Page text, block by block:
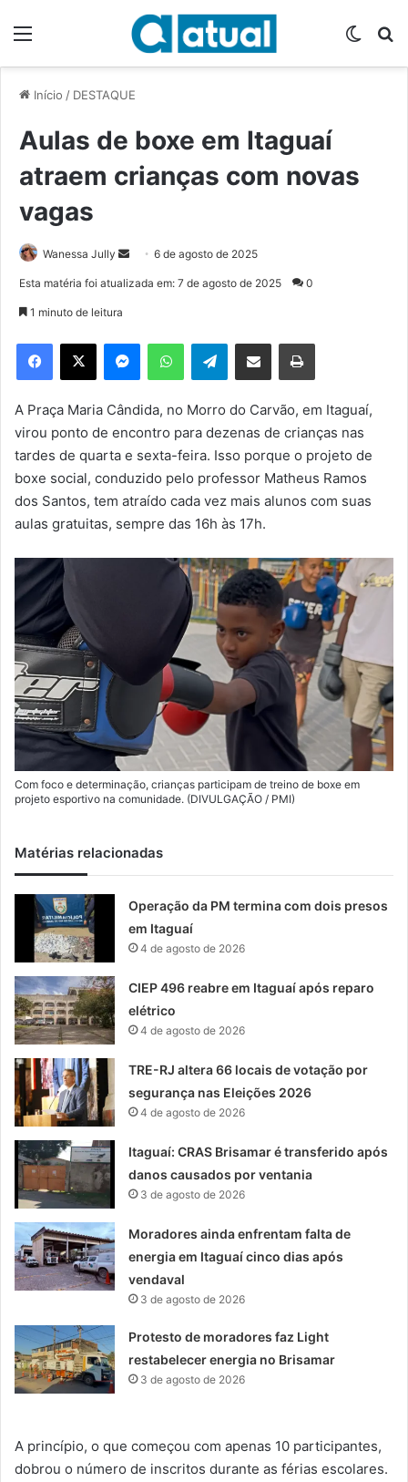
Início / DESTAQUE
Aulas de boxe em Itaguaí
atraem crianças com novas
vagas
Wanessa Jully
e
m
e
-
m
a
i
6 de agosto de 2025
Esta matéria foi atualizada em: 7 de agosto de 2025 0
1 minuto de leitura
Telegram
A Praça Maria Cândida, no Morro do Carvão, em Itaguaí,
virou ponto de encontro para dezenas de crianças nas
tardes de quarta e sexta-feira. Isso porque o projeto de
boxe social, conduzido pelo professor Matheus Ramos
dos Santos, tem atraído cada vez mais alunos com suas
aulas gratuitas, sempre das 16h às 17h.
Com foco e determinação, crianças participam de treino de boxe em
projeto esportivo na comunidade. (DIVULGAÇÃO / PMI)
Matérias relacionadas
Operação da PM termina com dois presos
em Itaguaí
4 de agosto de 2026
CIEP 496 reabre em Itaguaí após reparo
elétrico
4 de agosto de 2026
TRE-RJ altera 66 locais de votação por
segurança nas Eleições 2026
4 de agosto de 2026
Itaguaí: CRAS Brisamar é transferido após
danos causados por ventania
3 de agosto de 2026
Moradores ainda enfrentam falta de
energia em Itaguaí cinco dias após
vendaval
3 de agosto de 2026
Protesto de moradores faz Light
restabelecer energia no Brisamar
3 de agosto de 2026
A princípio, o que começou com apenas 10 participantes,
dobrou o número de inscritos durante as férias escolares.